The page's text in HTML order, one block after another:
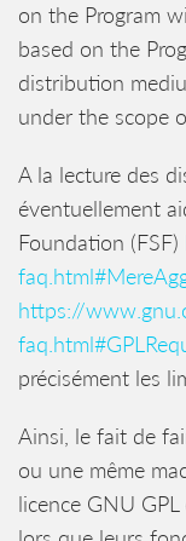
on the Program
based on the
distribution
under the scope
A la lecture des
éventuellement
Foundation (FSF)
https://
précisément les
Ainsi, le fait de
ou une même
licence GNU